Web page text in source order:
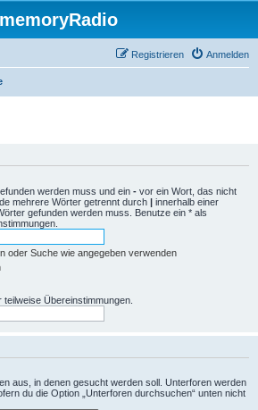
memoryRadio
Anmelden
Registrieren
werden muss und ein - vor ein Wort, das nicht
mehrere Wörter getrennt durch | innerhalb einer
gefunden werden muss. Benutze ein * als
oder Suche wie angegeben verwenden
Übereinstimmungen.
aus, in denen gesucht werden soll. Unterforen werden
du die Option „Unterforen durchsuchen“ unten nicht